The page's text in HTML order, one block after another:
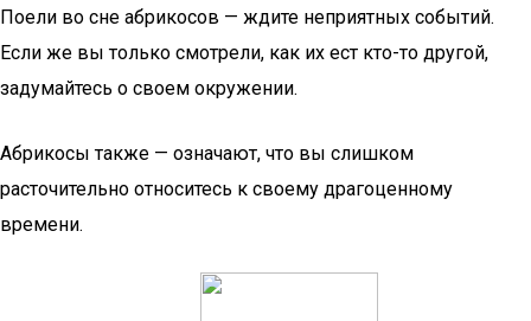
Поели во сне абрикосов — ждите неприятных событий.
Если же вы только смотрели, как их ест кто-то другой,
задумайтесь о своем окружении.
Абрикосы также — означают, что вы слишком
расточительно относитесь к своему драгоценному
времени.